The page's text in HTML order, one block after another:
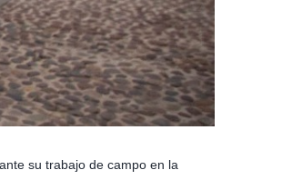
su trabajo de campo en la